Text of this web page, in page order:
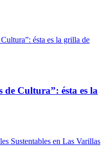
de Cultura”: ésta es la